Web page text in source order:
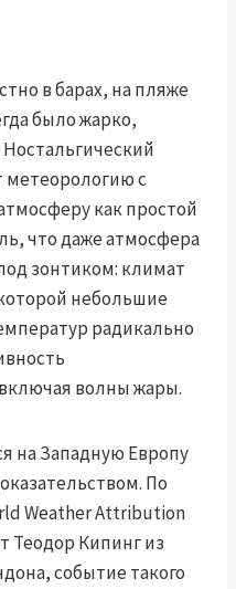
в барах, на пляже
было жарко,
Ностальгический
метеорологию с
как простой
что даже атмосфера
зонтиком: климат
небольшие
радикально
волны жары.
на Западную Европу
По
Weather Attribution
Теодор Кипинг из
событие такого